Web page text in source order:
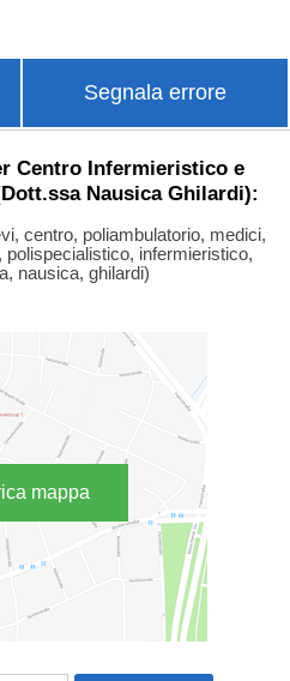
Segnala errore
Centro Infermieristico e
Nausica Ghilardi):
centro, poliambulatorio, medici,
polispecialistico, infermieristico,
nausica, ghilardi)
mappa